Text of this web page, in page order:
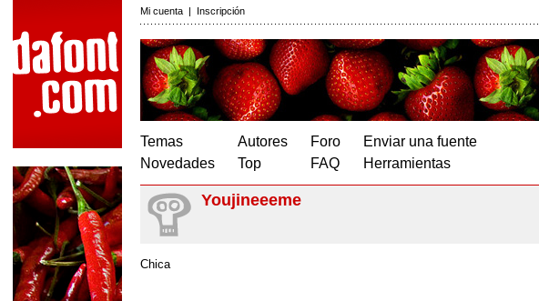
Mi cuenta | Inscripción
Temas
Novedades
Autores
Top
Foro
FAQ
Enviar una fuente
Herramientas
Youjineeeme
Chica